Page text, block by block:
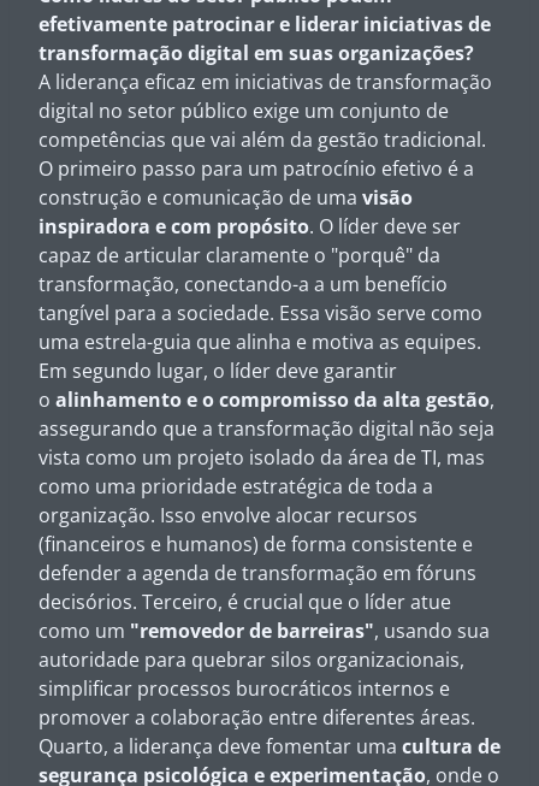
efetivamente patrocinar e liderar iniciativas de
transformação digital em suas organizações?
A liderança eficaz em iniciativas de transformação
digital no setor público exige um conjunto de
competências que vai além da gestão tradicional.
O primeiro passo para um patrocínio efetivo é a
construção e comunicação de uma visão
inspiradora e com propósito. O líder deve ser
capaz de articular claramente o "porquê" da
transformação, conectando-a a um benefício
tangível para a sociedade. Essa visão serve como
uma estrela-guia que alinha e motiva as equipes.
Em segundo lugar, o líder deve garantir
o alinhamento e o compromisso da alta gestão,
assegurando que a transformação digital não seja
vista como um projeto isolado da área de TI, mas
como uma prioridade estratégica de toda a
organização. Isso envolve alocar recursos
(financeiros e humanos) de forma consistente e
defender a agenda de transformação em fóruns
decisórios. Terceiro, é crucial que o líder atue
como um "removedor de barreiras", usando sua
autoridade para quebrar silos organizacionais,
simplificar processos burocráticos internos e
promover a colaboração entre diferentes áreas.
Quarto, a liderança deve fomentar uma cultura de
segurança psicológica e experimentação, onde o